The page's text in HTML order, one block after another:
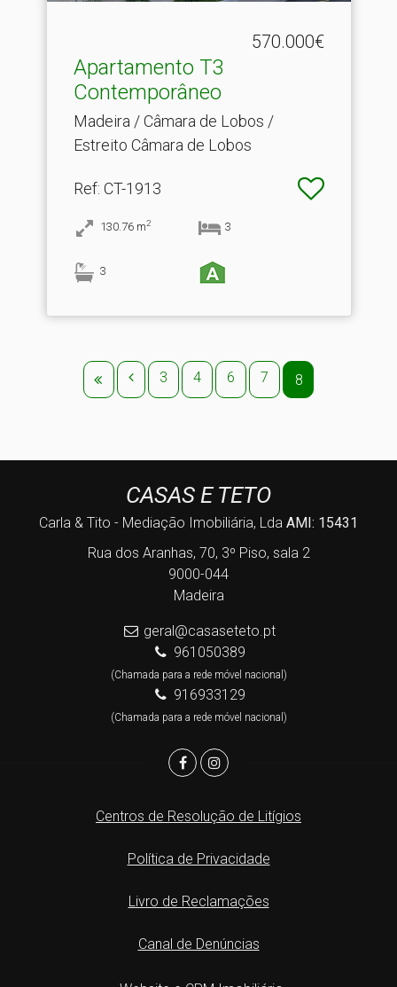
570.000€
Apartamento T3
Contemporâneo
Madeira / Câmara de Lobos /
Estreito Câmara de Lobos
Ref: CT-1913
130.76 m2 3
3
3 4 6 7 8
CASAS E TETO
Carla & Tito - Mediação Imobiliária, Lda AMI: 15431
Rua dos Aranhas, 70, 3º Piso, sala 2
9000-044
Madeira
geral@casaseteto.pt
961050389
(Chamada para a rede móvel nacional)
916933129
(Chamada para a rede móvel nacional)
Centros de Resolução de Litígios
Política de Privacidade
Livro de Reclamações
Canal de Denúncias